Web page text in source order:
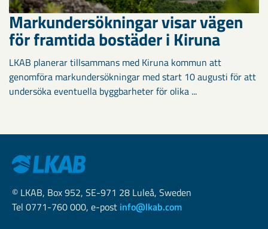
Markundersökningar visar vägen
för framtida bostäder i Kiruna
LKAB planerar tillsammans med Kiruna kommun att
genomföra markundersökningar med start 10 augusti för att
undersöka eventuella byggbarheter för olika ...
© LKAB, Box 952, SE-971 28 Luleå, Sweden
Tel 0771-760 000, e-post info@lkab.com